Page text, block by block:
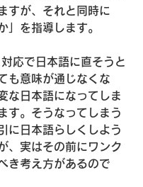
すが、それと同時に
」を指導します。
応で日本語に直そうと
も意味が通じなくな
な日本語になってしま
す。そうなってしまう
に日本語らしくしよう
、実はその前にワンク
き考え方があるので